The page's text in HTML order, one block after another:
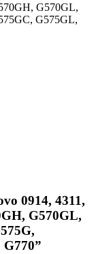
G570GL,
G575GL,
0914, 4311,
G570GL,